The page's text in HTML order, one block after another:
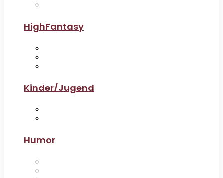
HighFantasy
Kinder/Jugend
Humor